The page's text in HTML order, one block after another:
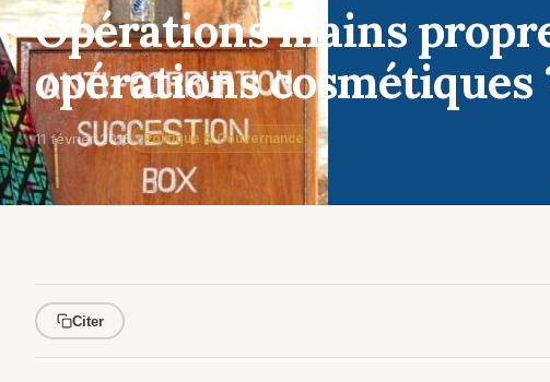
Opérations mains
opérations cosmétiques
11 février 2016 Politique & Gouvernance
Citer